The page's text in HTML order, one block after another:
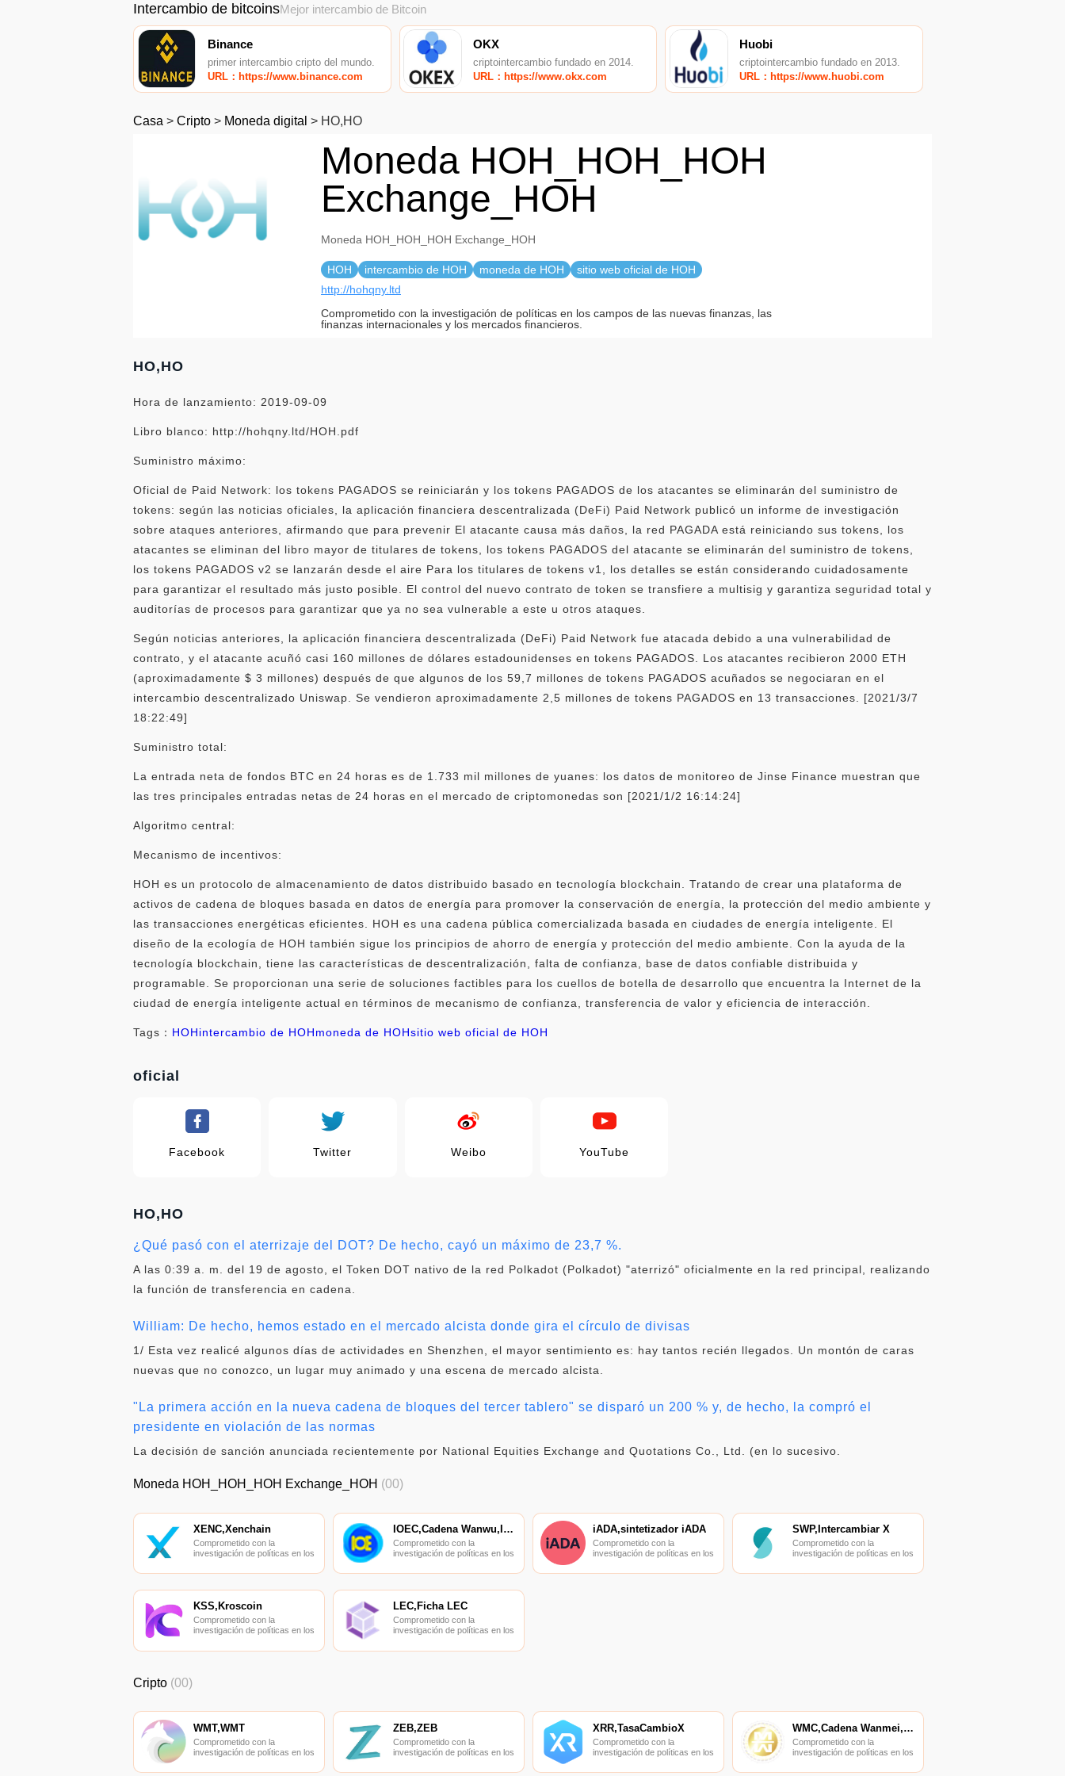
Intercambio de bitcoinsMejor intercambio de Bitcoin
Binance
primer intercambio cripto del mundo.
URL：https://www.binance.com
OKX
criptointercambio fundado en 2014.
URL：https://www.okx.com
Huobi
criptointercambio fundado en 2013.
URL：https://www.huobi.com
Casa > Cripto > Moneda digital > HO,HO
Moneda HOH_HOH_HOH
Exchange_HOH
Moneda HOH_HOH_HOH Exchange_HOH
HOH intercambio de HOH moneda de HOH
sitio web oficial de HOH
http://hohqny.ltd
Comprometido con la investigación de políticas en los campos de las nuevas finanzas, las
finanzas internacionales y los mercados financieros.
HO,HO
Hora de lanzamiento: 2019-09-09
Libro blanco: http://hohqny.ltd/HOH.pdf
Suministro máximo:
Oficial de Paid Network: los tokens PAGADOS se reiniciarán y los tokens PAGADOS de los atacantes se eliminarán del suministro de
tokens: según las noticias oficiales, la aplicación financiera descentralizada (DeFi) Paid Network publicó un informe de investigación
sobre ataques anteriores, afirmando que para prevenir El atacante causa más daños, la red PAGADA está reiniciando sus tokens, los
atacantes se eliminan del libro mayor de titulares de tokens, los tokens PAGADOS del atacante se eliminarán del suministro de tokens,
los tokens PAGADOS v2 se lanzarán desde el aire Para los titulares de tokens v1, los detalles se están considerando cuidadosamente
para garantizar el resultado más justo posible. El control del nuevo contrato de token se transfiere a multisig y garantiza seguridad total y
auditorías de procesos para garantizar que ya no sea vulnerable a este u otros ataques.
Según noticias anteriores, la aplicación financiera descentralizada (DeFi) Paid Network fue atacada debido a una vulnerabilidad de
contrato, y el atacante acuñó casi 160 millones de dólares estadounidenses en tokens PAGADOS. Los atacantes recibieron 2000 ETH
(aproximadamente $ 3 millones) después de que algunos de los 59,7 millones de tokens PAGADOS acuñados se negociaran en el
intercambio descentralizado Uniswap. Se vendieron aproximadamente 2,5 millones de tokens PAGADOS en 13 transacciones. [2021/3/7
18:22:49]
Suministro total:
La entrada neta de fondos BTC en 24 horas es de 1.733 mil millones de yuanes: los datos de monitoreo de Jinse Finance muestran que
las tres principales entradas netas de 24 horas en el mercado de criptomonedas son [2021/1/2 16:14:24]
Algoritmo central:
Mecanismo de incentivos:
HOH es un protocolo de almacenamiento de datos distribuido basado en tecnología blockchain. Tratando de crear una plataforma de
activos de cadena de bloques basada en datos de energía para promover la conservación de energía, la protección del medio ambiente y
las transacciones energéticas eficientes. HOH es una cadena pública comercializada basada en ciudades de energía inteligente. El
diseño de la ecología de HOH también sigue los principios de ahorro de energía y protección del medio ambiente. Con la ayuda de la
tecnología blockchain, tiene las características de descentralización, falta de confianza, base de datos confiable distribuida y
programable. Se proporcionan una serie de soluciones factibles para los cuellos de botella de desarrollo que encuentra la Internet de la
ciudad de energía inteligente actual en términos de mecanismo de confianza, transferencia de valor y eficiencia de interacción.
Tags： HOHintercambio de HOHmoneda de HOHsitio web oficial de HOH
oficial
Facebook Twitter Weibo YouTube
HO,HO
¿Qué pasó con el aterrizaje del DOT? De hecho, cayó un máximo de 23,7 %.
A las 0:39 a. m. del 19 de agosto, el Token DOT nativo de la red Polkadot (Polkadot) "aterrizó" oficialmente en la red principal, realizando
la función de transferencia en cadena.
William: De hecho, hemos estado en el mercado alcista donde gira el círculo de divisas
1/ Esta vez realicé algunos días de actividades en Shenzhen, el mayor sentimiento es: hay tantos recién llegados. Un montón de caras
nuevas que no conozco, un lugar muy animado y una escena de mercado alcista.
"La primera acción en la nueva cadena de bloques del tercer tablero" se disparó un 200 % y, de hecho, la compró el
presidente en violación de las normas
La decisión de sanción anunciada recientemente por National Equities Exchange and Quotations Co., Ltd. (en lo sucesivo.
Moneda HOH_HOH_HOH Exchange_HOH (00)
XENC,Xenchain
Comprometido con la
investigación de políticas en los
finanzas, las finanzas
IOEC,Cadena Wanwu,IOEC
Comprometido con la
investigación de políticas en los
finanzas, las finanzas
iADA,sintetizador iADA
Comprometido con la
investigación de políticas en los
finanzas, las finanzas
SWP,Intercambiar X
Comprometido con la
investigación de políticas en los
finanzas, las finanzas
KSS,Kroscoin
Comprometido con la
investigación de políticas en los
finanzas, las finanzas
LEC,Ficha LEC
Comprometido con la
investigación de políticas en los
finanzas, las finanzas
Cripto (00)
WMT,WMT
Comprometido con la
investigación de políticas en los
finanzas, las finanzas
ZEB,ZEB
Comprometido con la
investigación de políticas en los
finanzas, las finanzas
XRR,TasaCambioX
Comprometido con la
investigación de políticas en los
finanzas, las finanzas
WMC,Cadena Wanmei,Cadena WM
Comprometido con la
investigación de políticas en los
finanzas, las finanzas